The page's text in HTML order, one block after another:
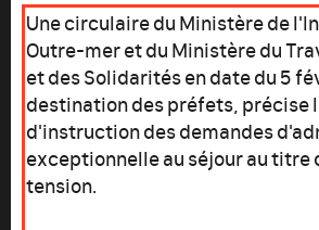
Une circulaire du Ministère de
Outre-mer et du Ministère du
et des Solidarités en date du 5
destination des préfets, précise
d'instruction des demandes
exceptionnelle au séjour au titre
tension.